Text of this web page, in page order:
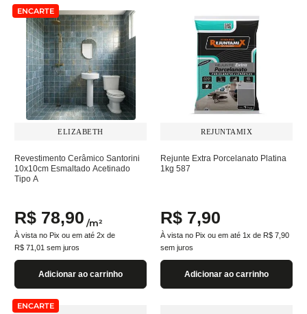
ENCARTE
ELIZABETH
Revestimento Cerâmico Santorini
10x10cm Esmaltado Acetinado
Tipo A
R$ 78,90 /m²
À vista no Pix ou em até 2x de
R$ 71 01 sem juros
Adicionar ao carrinho
REJUNTAMIX
Rejunte Extra Porcelanato Platina
1kg 587
R$ 7,90
À vista no Pix ou em até 1 x de R$ 7 90
sem juros
Adicionar ao carrinho
ENCARTE